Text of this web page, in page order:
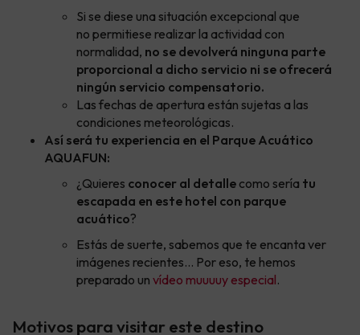
Si se diese una situación excepcional que
no permitiese realizar la actividad con
normalidad, no se devolverá ninguna parte
proporcional a dicho servicio ni se ofrecerá
ningún servicio compensatorio.
Las fechas de apertura están sujetas a las
condiciones meteorológicas.
Así será tu experiencia en el Parque Acuático
AQUAFUN:
¿Quieres conocer al detalle como sería tu
escapada en este hotel con parque
acuático?
Estás de suerte, sabemos que te encanta ver
imágenes recientes... Por eso, te hemos
preparado un vídeo muuuuy especial.
Motivos para visitar este destino